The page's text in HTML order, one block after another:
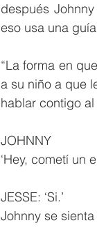
después
eso usa una
“La forma en
a su niño a que
hablar contigo
JOHNNY
‘Hey, cometí un
JESSE: ‘Si.’
Johnny se